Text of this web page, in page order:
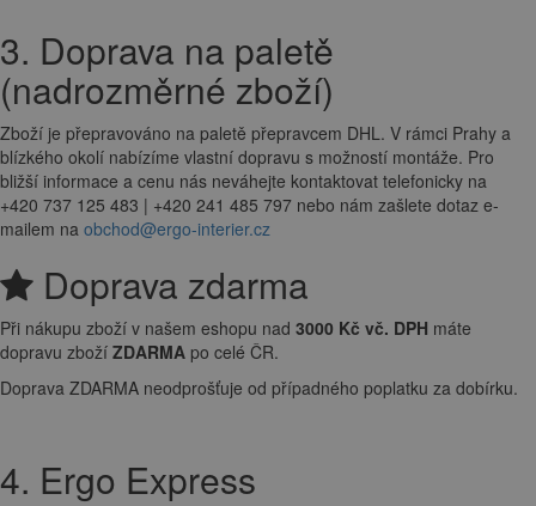
3. Doprava na paletě
(nadrozměrné zboží)
Zboží je přepravováno na paletě přepravcem DHL. V rámci Prahy a
blízkého okolí nabízíme vlastní dopravu s možností montáže. Pro
bližší informace a cenu nás neváhejte kontaktovat telefonicky na
+420 737 125 483 | +420 241 485 797 nebo nám zašlete dotaz e-
mailem na obchod@ergo-interier.cz
Doprava zdarma
Při nákupu zboží v našem eshopu nad 3000 Kč vč. DPH máte
dopravu zboží ZDARMA po celé ČR.
Doprava ZDARMA neodprošťuje od případného poplatku za dobírku.
4. Ergo Express